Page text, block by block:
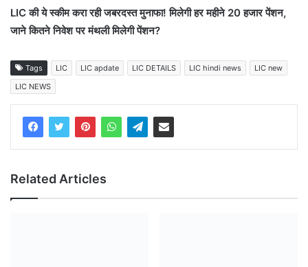
LIC की ये स्कीम करा रही जबरदस्त मुनाफा! मिलेगी हर महीने 20 हजार पेंशन,
जाने कितने निवेश पर मंथली मिलेगी पेंशन?
Tags LIC LIC apdate LIC DETAILS LIC hindi news
LIC new
LIC NEWS
Related Articles